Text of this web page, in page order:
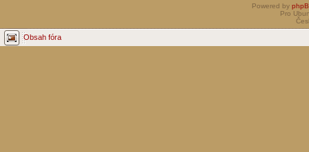
Powered by
Pro
Obsah fóra